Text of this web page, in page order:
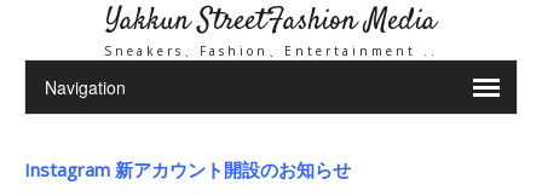
Yakkun StreetFashion Media
Sneakers、Fashion、Entertainment ..
Instagram 新アカウント開設のお知らせ